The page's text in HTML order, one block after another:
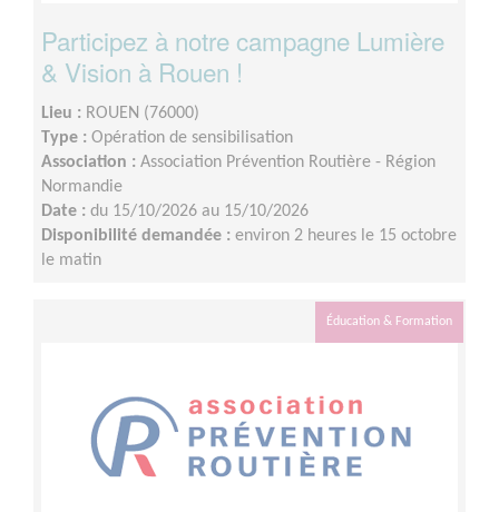
Participez à notre campagne Lumière
& Vision à Rouen !
Lieu : ROUEN (76000)
Type : Opération de sensibilisation
Association : Association Prévention Routière - Région
Normandie
Date : du 15/10/2026 au 15/10/2026
Disponibilité demandée : environ 2 heures le 15 octobre
le matin
Éducation & Formation